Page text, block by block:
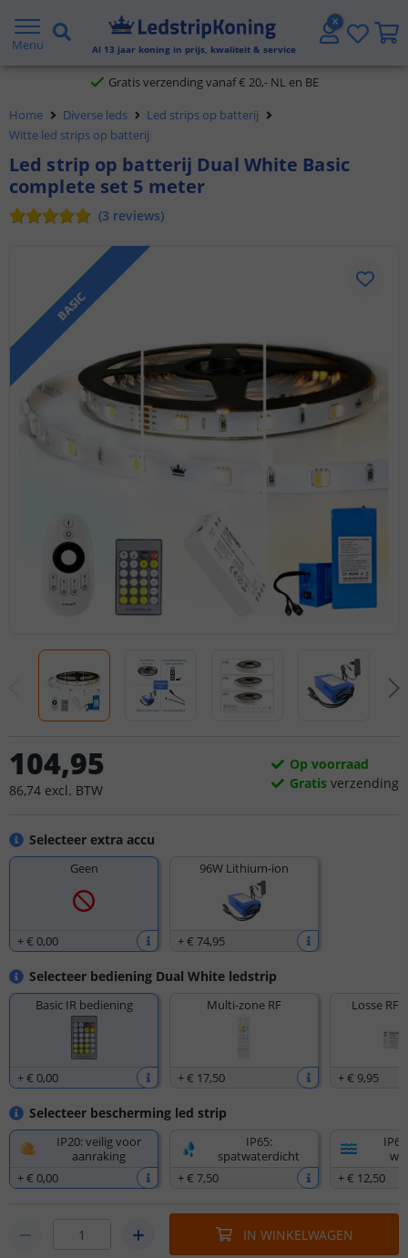
Menu Al 13 jaar koning in prijs, kwaliteit & service
5 jaar garantie
Gratis verzending vanaf € 20,- NL en BE
Klantbeoordeling 9.1
Voor 23:45 uur besteld,morgen in huis
Home Diverse leds
Led strips op batterij
Witte led strips op batterij
Led strip op batterij Dual White Basic
complete set 5 meter
(3 reviews)
BASIC
Selecteer extra accu
Geen
+€ 0,00
96W Lithium-ion
+€ 74,95
Selecteer bediening Dual White ledstrip
Basic IR bediening
+€ 0,00
Multi-zone RF
+€ 17,50
Losse RF
+€ 9,95
Selecteer bescherming led strip
IP20: veilig voor
aanraking
+€ 0,00
IP65:
spatwaterdicht
+€ 7,50
+€ 12,50
104,95
86,74 excl. BTW
Op voorraad
Gratis verzending
IN WINKELWAGEN